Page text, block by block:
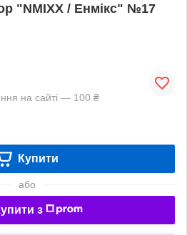
"NMIXX / Енмікс" №17
на сайті — 100 ₴
Купити
або
з